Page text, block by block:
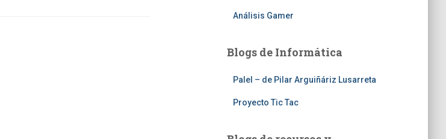
Análisis Gamer
Blogs de Informática
Palel – de Pilar Arguiñáriz Lusarreta
Proyecto Tic Tac